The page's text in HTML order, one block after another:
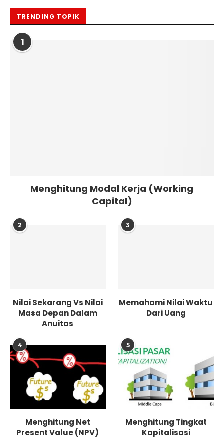
TRENDING TOPIK
1
Menghitung Modal Kerja (Working
Capital)
2
Nilai Sekarang Vs Nilai
Masa Depan Dalam
Anuitas
3
Memahami Nilai Waktu
Dari Uang
4
Menghitung Net
Present Value (NPV)
5
Menghitung Tingkat
Kapitalisasi